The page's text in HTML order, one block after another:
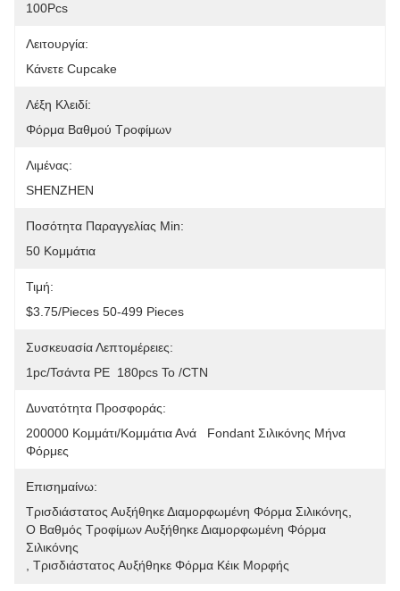
100Pcs
Λειτουργία:
Κάνετε Cupcake
Λέξη Κλειδί:
Φόρμα Βαθμού Τροφίμων
Λιμένας:
SHENZHEN
Ποσότητα Παραγγελίας Min:
50 Κομμάτια
Τιμή:
$3.75/pieces 50-499 Pieces
Συσκευασία Λεπτομέρειες:
1pc/τσάντα PE  180pcs Το /CTN
Δυνατότητα Προσφοράς:
200000 Κομμάτι/κομμάτια Ανά   Fondant Σιλικόνης Μήνα
Φόρμες
Επισημαίνω:
Τρισδιάστατος Αυξήθηκε Διαμορφωμένη Φόρμα Σιλικόνης
Ο Βαθμός Τροφίμων Αυξήθηκε Διαμορφωμένη Φόρμα
Σιλικόνης
Τρισδιάστατος Αυξήθηκε Φόρμα Κέικ Μορφής